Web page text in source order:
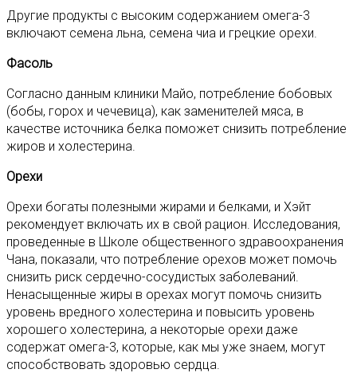
Другие продукты с высоким содержанием омега-3
включают семена льна, семена чиа и грецкие орехи.
Фасоль
Согласно данным клиники Майо, потребление бобовых
(бобы, горох и чечевица), как заменителей мяса, в
качестве источника белка поможет снизить потребление
жиров и холестерина.
Орехи
Орехи богаты полезными жирами и белками, и Хэйт
рекомендует включать их в свой рацион. Исследования,
проведенные в Школе общественного здравоохранения
Чана, показали, что потребление орехов может помочь
снизить риск сердечно-сосудистых заболеваний.
Ненасыщенные жиры в орехах могут помочь снизить
уровень вредного холестерина и повысить уровень
хорошего холестерина, а некоторые орехи даже
содержат омега-3, которые, как мы уже знаем, могут
способствовать здоровью сердца.